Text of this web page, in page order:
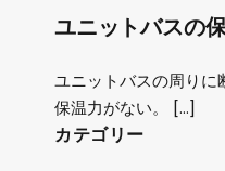
ユニットバスの
ユニットバスの周りに
保温力がない。 […]
カテゴリー